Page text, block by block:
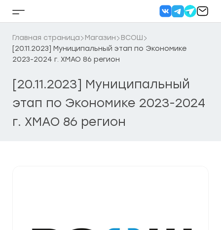
Кнопка
бокового
меню
Главная страница Магазин
ВСОШ
[20.11.2023] Муниципальный этап по Экономике
2023-2024 г. ХМАО 86 регион
[20.11.2023] Муниципальный
этап по Экономике 2023-2024
г. ХМАО 86 регион